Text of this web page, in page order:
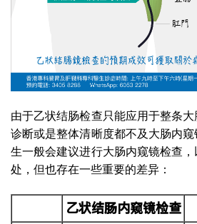
由于乙状结肠检查只能应用于整条大
诊断或是整体清晰度都不及大肠内窥
生一般会建议进行大肠内窥镜检查
处，但也存在一些重要的差异：
乙状结肠内窥镜检查